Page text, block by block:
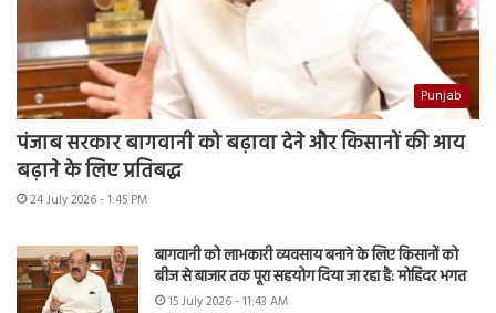
Punjab
पंजाब सरकार बागवानी को बढ़ावा देने और किसानों की आय
बढ़ाने के लिए प्रतिबद्ध
24 July 2026 - 1:45 PM
बागवानी को लाभकारी व्यवसाय बनाने के लिए किसानों को
बीज से बाजार तक पूरा सहयोग दिया जा रहा है: मोहिंदर भगत
15 July 2026 - 11:43 AM